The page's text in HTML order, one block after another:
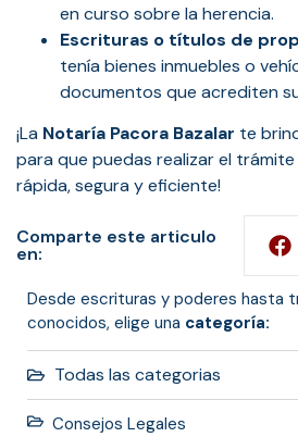
en curso sobre la herencia.
Escrituras o títulos de
tenía bienes inmuebles o
documentos que acrediten
¡La Notaría Pacora Bazalar te
para que puedas realizar el
rápida, segura y eficiente!
Comparte este articulo
en:
Desde escrituras y poderes hasta
conocidos, elige una categoría:
Todas las categorias
Consejos Legales